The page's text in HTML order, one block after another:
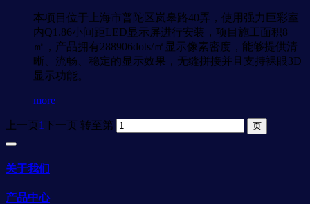
本项目位于上海市普陀区岚皋路40弄，使用强力巨彩室
内Q1.86小间距LED显示屏进行安装，项目施工面积8
㎡，产品拥有288906dots/㎡显示像素密度，能够提供清
晰、流畅、稳定的显示效果，无缝拼接并且支持裸眼3D
显示功能。
more
上一页1下一页 转至第
关于我们
产品中心